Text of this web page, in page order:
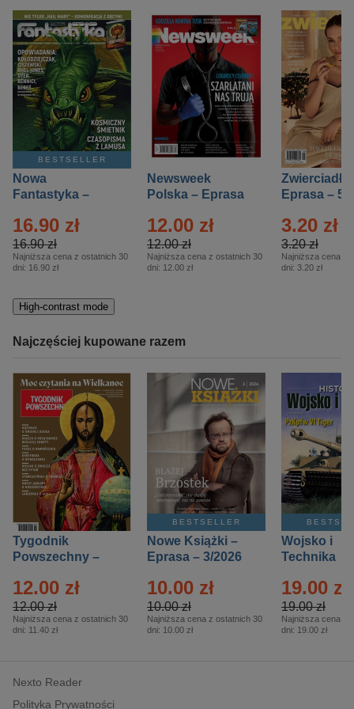
BESTSELLER
Nowa
Fantastyka –
16.90 zł
16.90 zł
Najniższa cena z ostatnich 30
dni: 16.90 zł
Newsweek
Polska – Eprasa
12.00 zł
12.00 zł
Najniższa cena z ostatnich 30
dni: 12.00 zł
Zwierciadło
Eprasa – 5/
3.20 zł
3.20 zł
Najniższa cena z
dni: 3.20 zł
High-contrast mode
Najczęściej kupowane razem
Tygodnik
Powszechny –
12.00 zł
12.00 zł
Najniższa cena z ostatnich 30
dni: 11.40 zł
BESTSELLER
Nowe Książki –
Eprasa – 3/2026
10.00 zł
10.00 zł
Najniższa cena z ostatnich 30
dni: 10.00 zł
Wojsko i
Technika
– 2/2026
19.00 zł
19.00 zł
Najniższa cena z
dni: 19.00 zł
Nexto Reader
Polityka Prywatności